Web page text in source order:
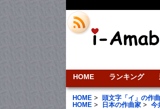
HOME ランキング
HOME > 頭文字「イ」の作
HOME > 日本の作曲家 > 今